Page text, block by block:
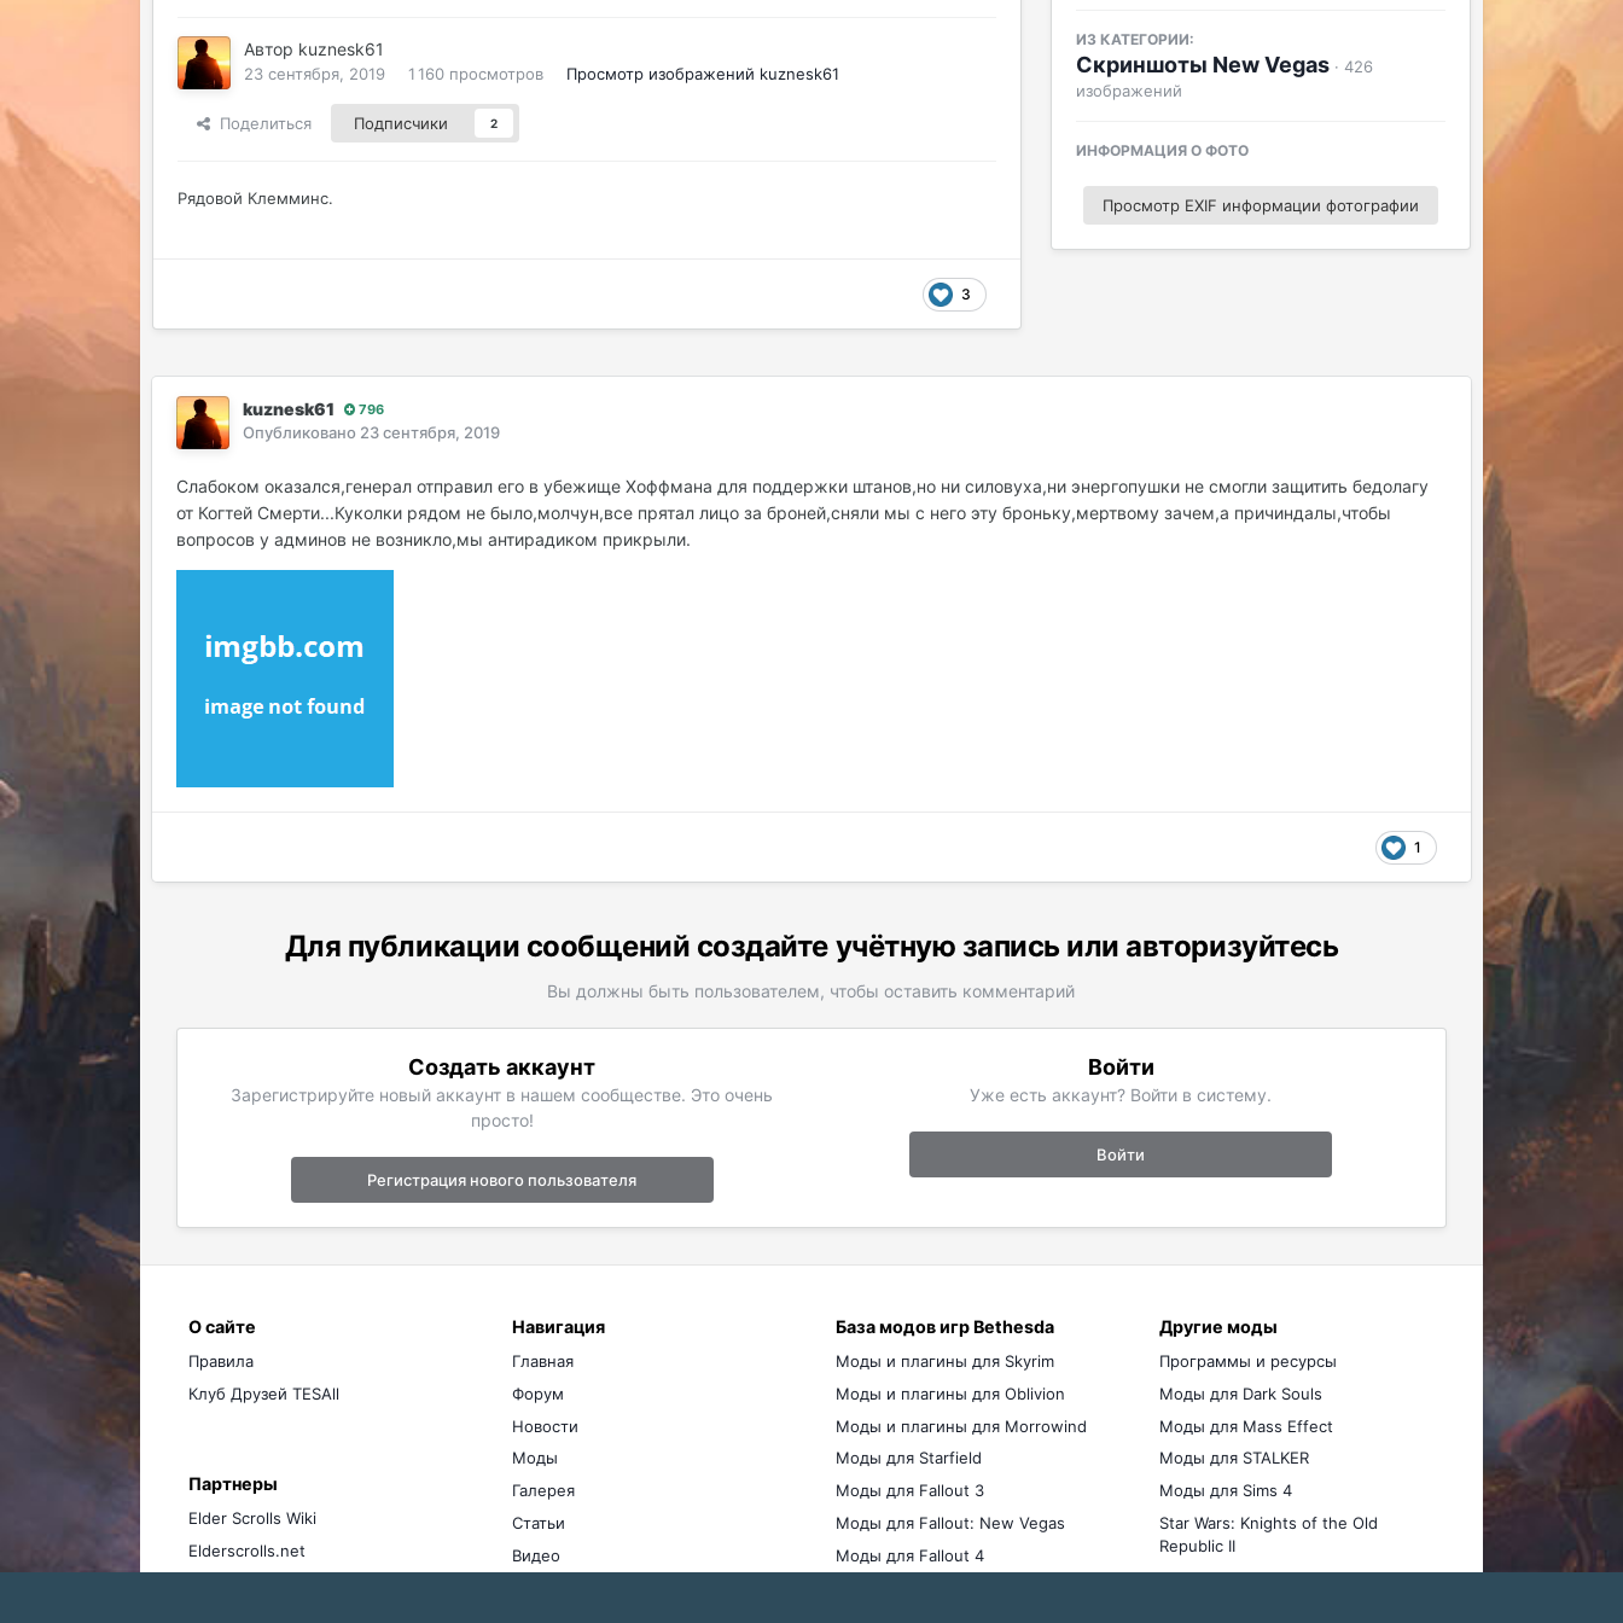
Автор kuznesk61
23 сентября, 2019 1 160 просмотров Просмотр изображений kuznesk61
Поделиться Подписчики 2
Рядовой Клемминс.
3
ИЗ КАТЕГОРИИ:
Скриншоты New Vegas · 426
изображений
ИНФОРМАЦИЯ О ФОТО
Просмотр EXIF информации фотографии
kuznesk61 796
Опубликовано 23 сентября, 2019
Слабоком оказался,генерал отправил его в убежище Хоффмана для поддержки штанов,но ни силовуха,ни энергопушки не смогли защитить бедолагу
от Когтей Смерти...Куколки рядом не было,молчун,все прятал лицо за броней,сняли мы с него эту броньку,мертвому зачем,а причиндалы,чтобы
вопросов у админов не возникло,мы антирадиком прикрыли.
1
Для публикации сообщений создайте учётную запись или авторизуйтесь
Вы должны быть пользователем, чтобы оставить комментарий
Создать аккаунт
Зарегистрируйте новый аккаунт в нашем сообществе. Это очень
просто!
Регистрация нового пользователя
Войти
Уже есть аккаунт? Войти в систему.
Войти
О сайте
Правила
Клуб Друзей TESAll
Партнеры
Elder Scrolls Wiki
Elderscrolls.net
Навигация
Главная
Форум
Новости
Моды
Галерея
Статьи
Видео
База модов игр Bethesda
Моды и плагины для Skyrim
Моды и плагины для Oblivion
Моды и плагины для Morrowind
Моды для Starfield
Моды для Fallout 3
Моды для Fallout: New Vegas
Моды для Fallout 4
Другие моды
Программы и ресурсы
Моды для Dark Souls
Моды для Mass Effect
Моды для STALKER
Моды для Sims 4
Star Wars: Knights of the Old
Republic II
Моды для Stellaris